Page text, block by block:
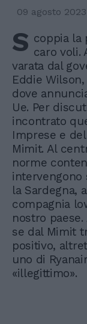
09 agosto 2023
S coppia la
caro voli.
varata dal
Eddie
dove
Ue. Per
incontrato
Imprese e
Mimit. Al
norme
la Sardegna,
compagnia
nostro
se dal Mimit
positivo,
uno di
«illegittimo».